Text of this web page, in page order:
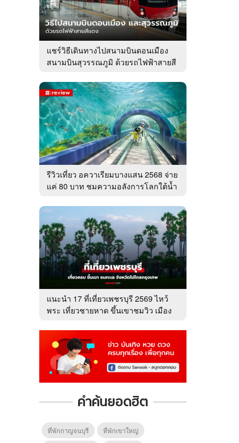
แชร์วิธีเดินทางไปสนามบินดอนเมือง
สนามบินสุวรรณภูมิ ด้วยรถไฟฟ้าสายสี
รีวิวเที่ยว อควาเรียมบางแสน 2568 จ่าย
แค่ 80 บาท ชมความอลังการโลกใต้น้ำ
แนะนำ 17 ที่เที่ยวเพชรบุรี 2569 ไหว้
พระ เที่ยวชายหาด ขึ้นเขาชมวิว เมือง
คำค้นยอดฮิต
ที่พักกาญจนบุรี
ที่พักเขาใหญ่